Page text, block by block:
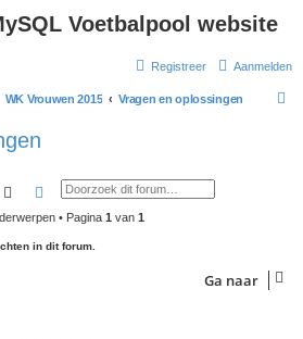
Voetbalpool website
Aanmelden
Registreer
WK Vrouwen 2015 Vragen en oplossingen
Zoek Uitgebreid zoeken
• Pagina 1 van 1
in dit forum.
Ga naar